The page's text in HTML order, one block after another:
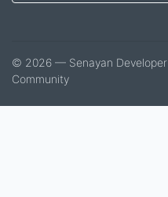
© 2026 — Senayan Developer
Community